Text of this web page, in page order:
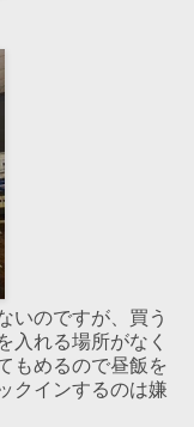
いのですが、買う
入れる場所がなく
もめるので昼飯を
クインするのは嫌